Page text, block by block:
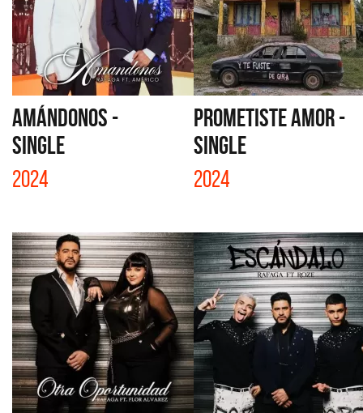
AMÁNDONOS -
SINGLE
2024
PROMETISTE AMOR -
SINGLE
2024